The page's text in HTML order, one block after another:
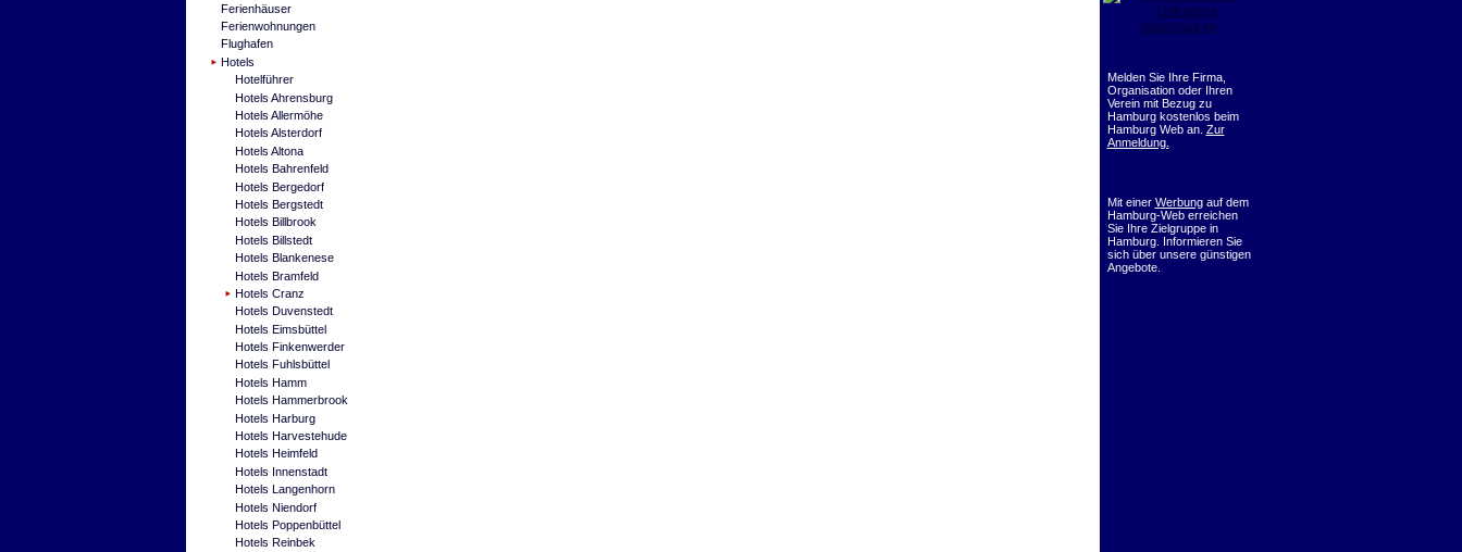
Ferienhäuser
Ferienwohnungen
Flughafen
Hotels
Hotelführer
Hotels Ahrensburg
Hotels Allermöhe
Hotels Alsterdorf
Hotels Altona
Hotels Bahrenfeld
Hotels Bergedorf
Hotels Bergstedt
Hotels Billbrook
Hotels Billstedt
Hotels Blankenese
Hotels Bramfeld
Hotels Cranz
Hotels Duvenstedt
Hotels Eimsbüttel
Hotels Finkenwerder
Hotels Fuhlsbüttel
Hotels Hamm
Hotels Hammerbrook
Hotels Harburg
Hotels Harvestehude
Hotels Heimfeld
Hotels Innenstadt
Hotels Langenhorn
Hotels Niendorf
Hotels Poppenbüttel
Hotels Reinbek
Melden Sie Ihre Firma,
Organisation oder Ihren
Verein mit Bezug zu
Hamburg kostenlos beim
Hamburg Web an. Zur
Anmeldung.
Mit einer Werbungauf dem
Hamburg-Web erreichen
Sie Ihre Zielgruppe in
Hamburg. Informieren Sie
sich über unsere günstigen
Angebote.